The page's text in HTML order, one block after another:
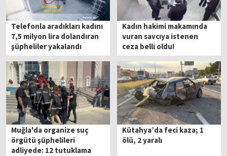
Telefonla aradıkları kadını
7,5 milyon lira dolandıran
şüpheliler yakalandı
Kadın hakimi makamında
vuran savcıya istenen
ceza belli oldu!
Muğla'da organize suç
örgütü şüphelileri
adliyede: 12 tutuklama
Kütahya’da feci kaza; 1
ölü, 2 yaralı